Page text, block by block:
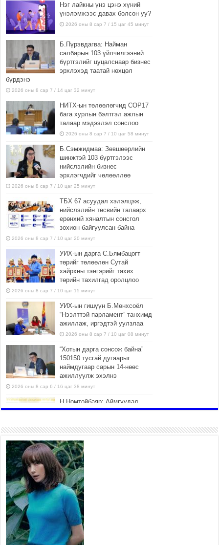
Нэг лайкны үнэ цэнэ хүний
үнэлэмжээс давах болсон уу?
2026 оны 8 сар 7 / 15 цаг 45 минут
Б.Пүрэвдагва: Найман
салбарын 103 үйлчилгээний
бүртгэлийг цуцалснаар бизнес
эрхлэхэд таатай нөхцөл
бүрдэнэ
2026 оны 8 сар 7 / 14 цаг 32 минут
НИТХ-ын төлөөлөгчид COP17
бага хурлын бэлтгэл ажлын
талаар мэдээлэл сонслоо
2026 оны 8 сар 7 / 10 цаг 58 минут
Б.Сэмжидмаа: Зөвшөөрлийн
шинжтэй 103 бүртгэлээс
нийслэлийн бизнес
эрхлэгчдийг чөлөөллөө
2026 оны 8 сар 7 / 10 цаг 25 минут
ТБХ 67 асуудал хэлэлцэж,
нийслэлийн төсвийн талаарх
ерөнхий хяналтын сонсгол
зохион байгуулсан байна
2026 оны 8 сар 7 / 10 цаг 20 минут
УИХ-ын дарга С.Бямбацогт
төрийг төлөөлөн Сутай
хайрхны тэнгэрийг тахих
төрийн тахилгад оролцлоо
2026 оны 8 сар 7 / 10 цаг 15 минут
УИХ-ын гишүүн Б.Мөнхсоёл
“Нээлттэй парламент” танхимд
ажиллаж, иргэдтэй уулзлаа
2026 оны 8 сар 7 / 10 цаг 08 минут
“Хотын дарга сонсож байна”
150150 тусгай дугаарыг
наймдугаар сарын 14-нөөс
ажиллуулж эхэлнэ
2026 оны 8 сар 6 / 16 цаг 38 минут
Н.Номтойбаяр: Аймгуудад
тулгамдаж буй асуудлуудыг
газрын хуралдаанд
2026 оны 8 сар 6 / 16 цаг 34 минут
УИХ-ын дарга С.Бямбацогт төрийг төлөөлөн
Сутай хайрхны тэнгэрийг тахих төрийн тахилгад
оролцлоо
2026 оны 8 сар 6 / 16 цаг 30 минут
Байнгын хорооны дарга Г.Тэмүүлэн тэргүүтэй
УИХ-ын гишүүд БНСУ-ын Үндэсний Ассамблейн
гишүүдийг хүлээн авч уулзав
2026 оны 8 сар 6 / 16 цаг 24 минут